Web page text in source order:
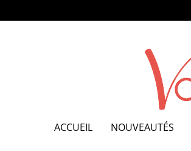
ACCUEIL NOUVEAUTÉS